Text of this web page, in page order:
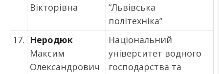
Вікторівна
“Львівська
політехніка”
17. Неродюк
Максим
Олександрович
Національний
університет водного
господарства та